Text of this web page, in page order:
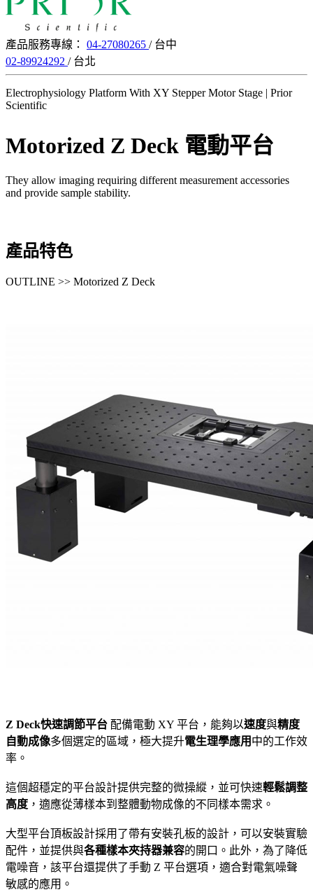
產品服務專線： 04-27080265 / 台中
02-89924292 / 台北
Electrophysiology Platform With XY Stepper Motor Stage | Prior
Scientific
Motorized Z Deck 電動平台
They allow imaging requiring different measurement accessories
and provide sample stability.
產品特色
OUTLINE >> Motorized Z Deck
Z Deck快速調節平台 配備電動 XY 平台，能夠以速度與精度
自動成像多個選定的區域，極大提升電生理學應用 中的工作效
率。
這個超穩定的平台設計提供完整的微操縱，並可快速輕鬆調整
高度 ，適應從薄樣本到整體動物成像的不同樣本需求。
大型平台頂板設計採用了帶有安裝孔板的設計，可以安裝實驗
配件，並提供與各種樣本夾持器兼容的開口。此外，為了降低
電噪音，該平台還提供了手動 Z 平台選項，適合對電氣噪聲
敏感的應用。